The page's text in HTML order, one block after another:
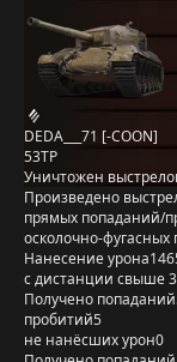
DEDA___71 [-COON]
53TP
Уничтожен
Произведено
прямых попаданий/
осколочно-
Нанесение урона
с дистанции свыше
Получено попаданий
пробитий5
не нанёсших урон0